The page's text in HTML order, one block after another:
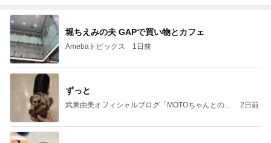
堀ちえみの夫 GAPで買い物とカフェ
Amebaトピックス 1日前
ずっと
武東由美オフィシャルブログ「MOTOちゃんとのは
2日前